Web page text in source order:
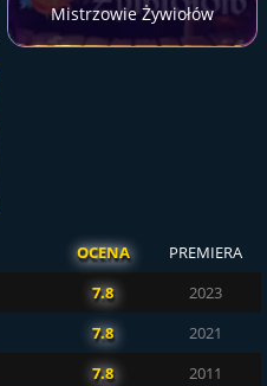
Mistrzowie Żywiołów
OCENA PREMIERA
7.8 2023
7.8 2021
7.8 2011